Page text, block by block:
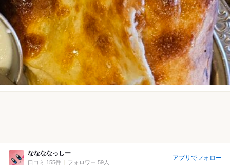
ななななっしー
口コミ 155件 フォロワー 59人
アプリでフォロー